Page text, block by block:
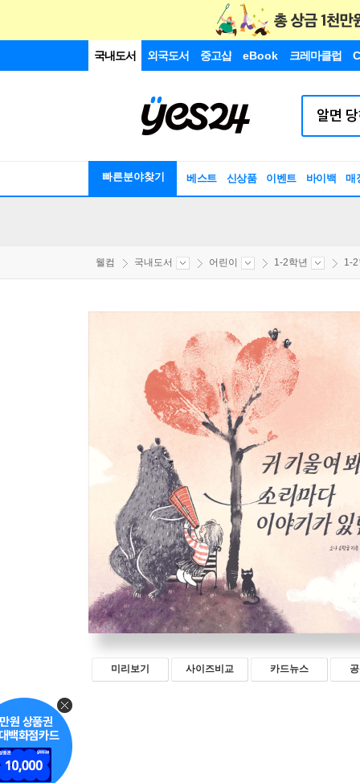
국내도서 외국도서 중고샵 eBook 크레마클럽
빠른분야찾기 베스트 신상품 이벤트 바이백 매
웰컴 국내도서 어린이 1-2학년 1-
미리보기 사이즈비교 카드뉴스